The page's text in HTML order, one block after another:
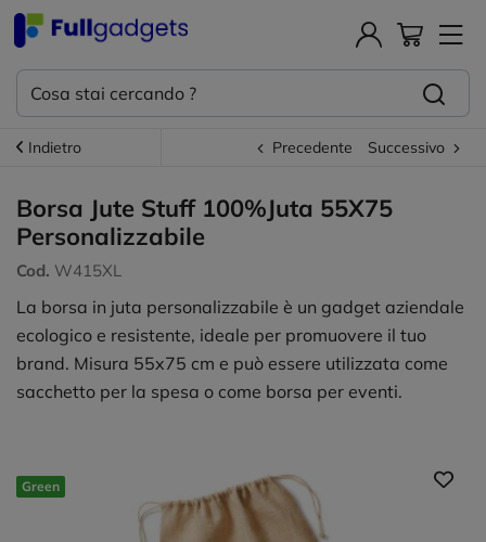
Indietro Precedente Successivo
Borsa Jute Stuff 100%Juta 55X75
Personalizzabile
Cod. W415XL
La borsa in juta personalizzabile è un gadget aziendale
ecologico e resistente, ideale per promuovere il tuo
brand. Misura 55x75 cm e può essere utilizzata come
sacchetto per la spesa o come borsa per eventi.
Green